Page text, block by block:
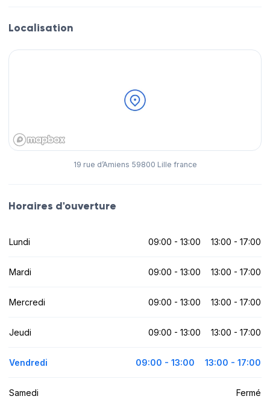
Localisation
19 rue d’Amiens 59800 Lille france
Horaires d'ouverture
Lundi 09:00 - 13:00 13:00 - 17:00
Mardi 09:00 - 13:00 13:00 - 17:00
Mercredi 09:00 - 13:00 13:00 - 17:00
Jeudi 09:00 - 13:00 13:00 - 17:00
Vendredi 09:00 - 13:00 13:00 - 17:00
Samedi Fermé